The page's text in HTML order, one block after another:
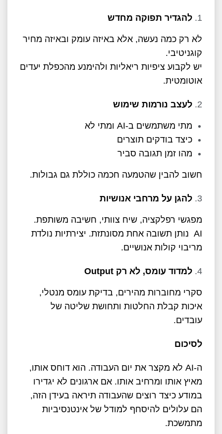
להגדיר תפוקה מחדש
לא רק כמה נעשה, אלא באיזה עומק ובאיזה מחיר
קוגניטיבי.
יש לקבוע ציפיות ריאליות ולהימנע מהכפלת יעדים
אוטומטית.
לעצב נורמות שימוש
מתי משתמשים ב-AI ומתי לא
כיצד בודקים תוצרים
מהו זמן תגובה סביר
חשוב להבין שהטמעה חכמה כוללת גם גבולות.
להגן על מרחבי אנושיות
מפגשי רפלקציה, שיח צוותי, חשיבה משותפת.
AI נותן תשובה אחת מסונתזת. יצירתיות נולדת
מריבוי קולות אנושיים.
למדוד עומס, לא רק
סקרי מחוברות מהירים, בדיקת עומס מנטלי,
איכות קבלת החלטות ותחושת שליטה של
עובדים.
לסיכום
ה-AI לא מקצר את יום העבודה. הוא דוחס אותו,
מאיץ אותו ומרחיב אותו. אם ארגונים לא יגדירו
במודע כיצד רוצים שהעבודה תיראה בעידן הזה,
הם עלולים להיסחף למודל של אינטנסיביות
מתמשכת.